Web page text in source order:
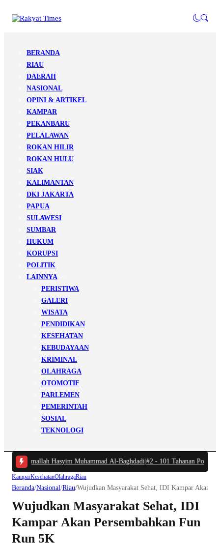
BERANDA
RIAU
DAERAH
NASIONAL
OPINI & ARTIKEL
KAMPAR
PEKANBARU
PELALAWAN
ROKAN HILIR
ROKAN HULU
SIAK
KALIMANTAN
DKI JAKARTA
PAPUA
SULAWESI
SUMBAR
HUKUM
KORUPSI
POLITIK
LAINNYA
PERISTIWA
GALERI
WISATA
PENDIDIKAN
KESEHATAN
KEBUDAYAAN
KRIMINAL
OLAHRAGA
OTOMOTIF
PARLEMEN
PEMERINTAH
SOSIAL
TEKNOLOGI
Basmallah Hasyim Muhammad Al-Baghdadi|#2 -101 Tahanan Polres
KamparKesehatanOlahragaRiau
Beranda/Nasional/Riau/Wujudkan Masyarakat Sehat, IDI Kampar Akan
Wujudkan Masyarakat Sehat, IDI
Kampar Akan Persembahkan Fun
Run 5K